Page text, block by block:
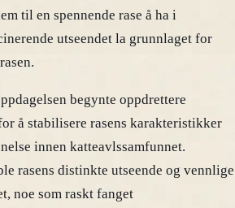
til en spennende rase å ha i
utseendet la grunnlaget for
begynte oppdrettere
å stabilisere rasens karakteristikker
innen katteavlssamfunnet.
rasens distinkte utseende og vennlige
noe som raskt fanget